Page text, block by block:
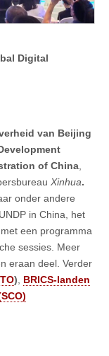
Digital
van Beijing
of China,
Xinhua.
onder andere
in China, het
een programma
sessies. Meer
eraan deel. Verder
), BRICS-landen